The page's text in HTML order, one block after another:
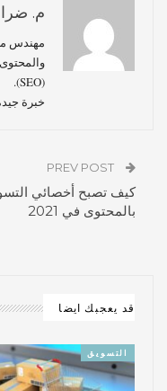
م.
مهندس
(SEO).
خبرة
كيف تصبح أخصائي
بالمحتوى في 2021
قد يعجبك ايضا
التسويق